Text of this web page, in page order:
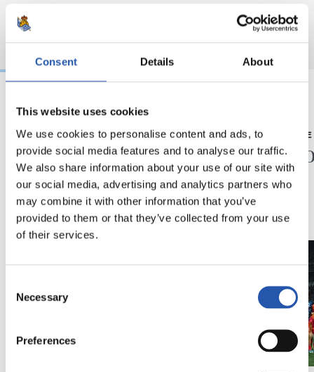
Consent Details About
This website uses cookies
We use cookies to personalise content and ads, to
provide social media features and to analyse our traffic.
We also share information about your use of our site with
our social media, advertising and analytics partners who
may combine it with other information that you’ve
provided to them or that they’ve collected from your use
of their services.
Selection
Necessary
Preferences
23/05/2026
CONFÉRENCE DE PRESSE
« Une année très
spéciale »
«